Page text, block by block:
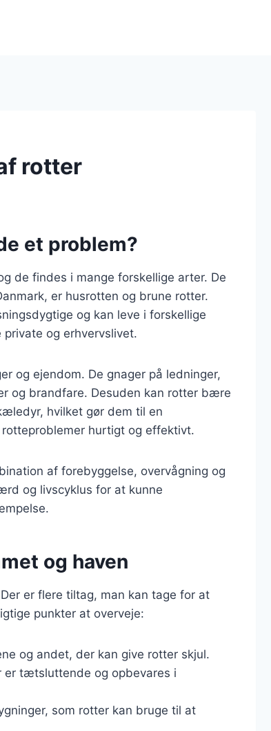
rotter
et problem?
de findes i mange forskellige arter. De
er husrotten og brune rotter.
og kan leve i forskellige
og erhvervslivet.
og ejendom. De gnager på ledninger,
og brandfare. Desuden kan rotter bære
hvilket gør dem til en
hurtigt og effektivt.
af forebyggelse, overvågning og
og livscyklus for at kunne
og haven
er flere tiltag, man kan tage for at
punkter at overveje:
og andet, der kan give rotter skjul.
er tætsluttende og opbevares i
som rotter kan bruge til at